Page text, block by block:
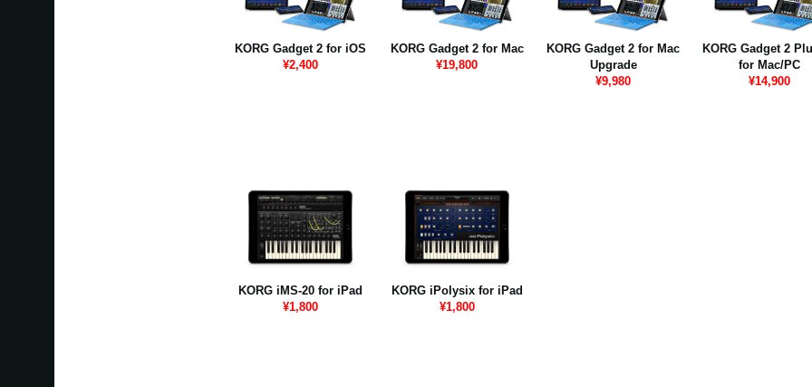
KORG Gadget 2 for iOS
¥2,400
KORG Gadget 2 for Mac
¥19,800
KORG Gadget 2 for Mac
Upgrade
¥9,980
KORG Gadget 2
for Mac/PC
¥14,900
KORG iMS-20 for iPad
¥1,800
KORG iPolysix for iPad
¥1,800